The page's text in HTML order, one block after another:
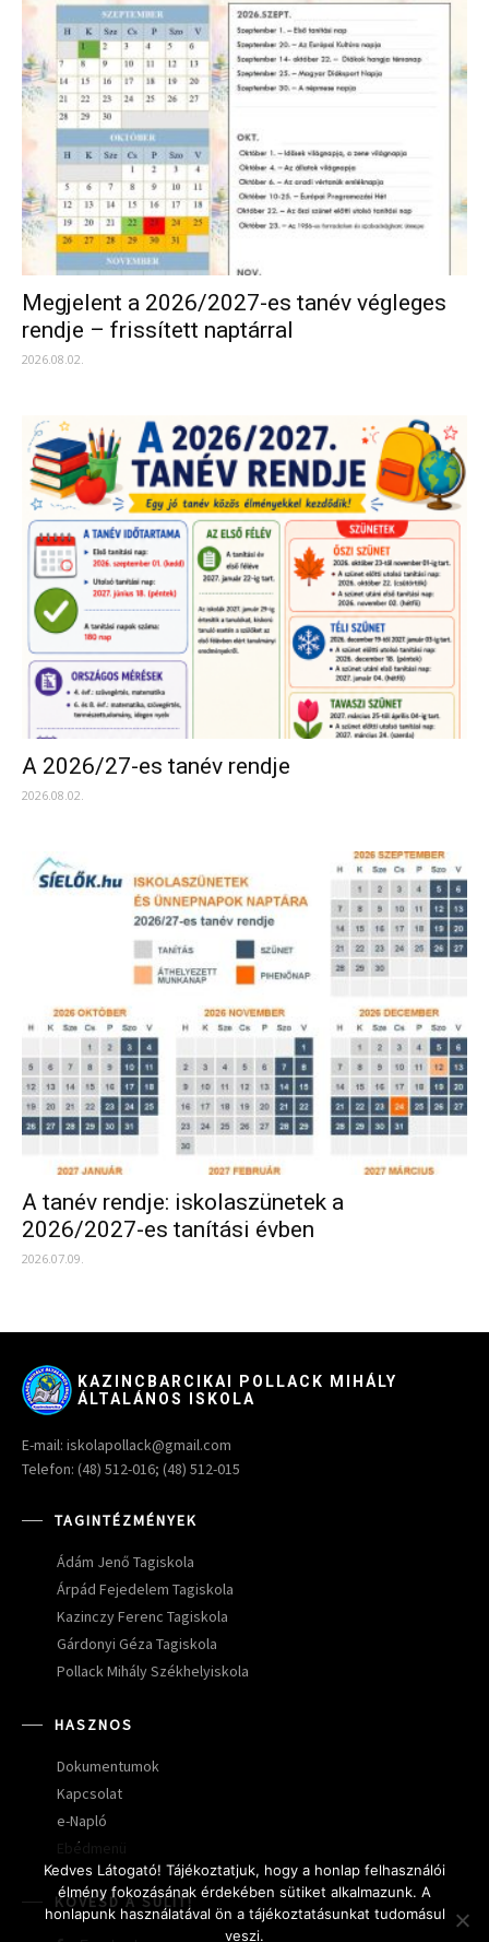
Megjelent a 2026/2027-es tanév végleges
rendje – frissített naptárral
2026.08.02.
A 2026/27-es tanév rendje
2026.08.02.
A tanév rendje: iskolaszünetek a
2026/2027-es tanítási évben
2026.07.09.
KAZINCBARCIKAI POLLACK MIHÁLY
ÁLTALÁNOS ISKOLA
E-mail: iskolapollack@gmail.com
Telefon: (48) 512-016; (48) 512-015
TAGINTÉZMÉNYEK
Ádám Jenő Tagiskola
Árpád Fejedelem Tagiskola
Kazinczy Ferenc Tagiskola
Gárdonyi Géza Tagiskola
Pollack Mihály Székhelyiskola
HASZNOS
Dokumentumok
Kapcsolat
e-Napló
Ebédmenü
KÖVESD A SULIT!
Kedves Látogató! Tájékoztatjuk, hogy a honlap felhasználói
élmény fokozásának érdekében sütiket alkalmazunk. A
honlapunk használatával ön a tájékoztatásunkat tudomásul
veszi.